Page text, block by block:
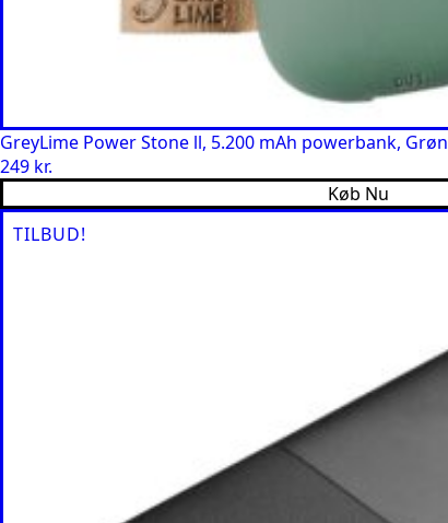
GreyLime Power Stone ll, 5.200 mAh powerbank, Grøn
249 kr.
Køb Nu
TILBUD!